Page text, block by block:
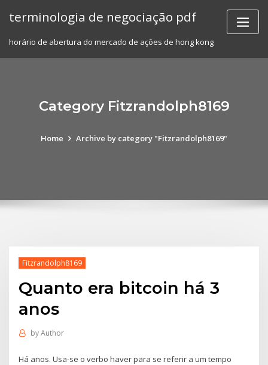
terminologia de negociação pdf
horário de abertura do mercado de ações de hong kong
Category Fitzrandolph8169
Home Archive by category "Fitzrandolph8169"
Fitzrandolph8169
Quanto era bitcoin há 3
anos
byAuthor
Há anos. Usa-se o verbo haver para se referir a um tempo